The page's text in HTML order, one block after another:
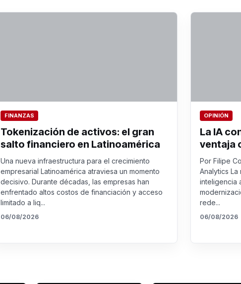
FINANZAS
Tokenización de activos: el gran
salto financiero en Latinoamérica
Una nueva infraestructura para el crecimiento
empresarial Latinoamérica atraviesa un momento
decisivo. Durante décadas, las empresas han
enfrentado altos costos de financiación y acceso
limitado a liq...
06/08/2026
OPINIÓN
La IA
ventaja
Por Filipe
Analytics
inteligencia
rede...
06/08/2026